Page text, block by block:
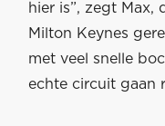
hier is”, zegt
Milton Keynes
met veel snelle
echte circuit gaan